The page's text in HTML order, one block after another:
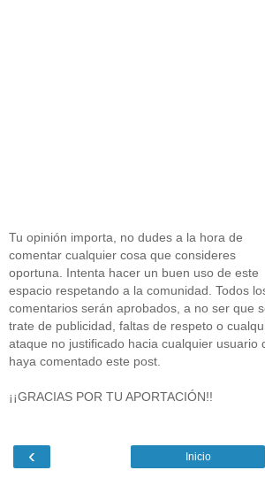
Tu opinión importa, no dudes a la hora de
comentar cualquier cosa que consideres
oportuna. Intenta hacer un buen uso de este
espacio respetando a la comunidad. Todos
comentarios serán aprobados, a no ser que
trate de publicidad, faltas de respeto o
ataque no justificado hacia cualquier usuario
haya comentado este post.
¡¡GRACIAS POR TU APORTACIÓN!!
‹ Inicio